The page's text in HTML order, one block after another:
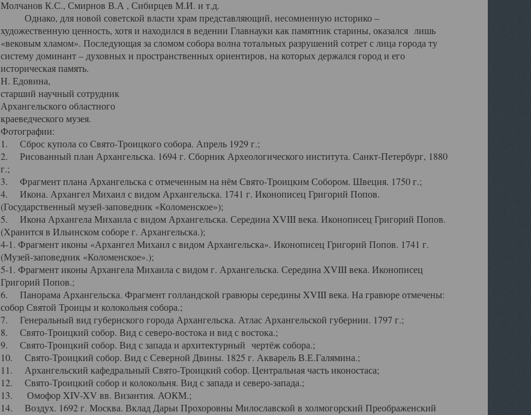
Молчанов К.С., Смирнов В.А , Сибирцев М.И. и т.д.
Однако, для новой советской власти храм представляющий, несомненную историко –
художественную ценность, хотя и находился в ведении Главнауки как памятник старины, оказался лишь
«вековым хламом». Последующая за сломом собора волна тотальных разрушений сотрет с лица города ту
систему доминант – духовных и пространственных ориентиров, на которых держался город и его
историческая память.
Н. Едовина,
старший научный сотрудник
Архангельского областного
краеведческого музея.
Фотографии:
1. Сброс купола со Свято-Троицкого собора. Апрель 1929 г.;
2. Рисованный план Архангельска. 1694 г. Сборник Археологического института. Санкт-Петербург, 1880
г.;
3. Фрагмент плана Архангельска с отмеченным на нём Свято-Троицким Собором. Швеция. 1750 г.;
4. Икона. Архангел Михаил с видом Архангельска. 1741 г. Иконописец Григорий Попов.
(Государственный музей-заповедник «Коломенское»);
5. Икона Архангела Михаила с видом Архангельска. Середина XVIII века. Иконописец Григорий Попов.
(Хранится в Ильинском соборе г. Архангельска.);
4-1. Фрагмент иконы «Архангел Михаил с видом Архангельска». Иконописец Григорий Попов. 1741 г.
(Музей-заповедник «Коломенское».);
5-1. Фрагмент иконы Архангела Михаила с видом г. Архангельска. Середина XVIII века. Иконописец
Григорий Попов.;
6. Панорама Архангельска. Фрагмент голландской гравюры середины XVIII века. На гравюре отмечены:
собор Святой Троицы и колокольня собора.;
7. Генеральный вид губернского города Архангельска. Атлас Архангельской губернии. 1797 г.;
8. Свято-Троицкий собор. Вид с северо-востока и вид с востока.;
9. Свято-Троицкий собор. Вид с запада и архитектурный чертёж собора.;
10. Свято-Троицкий собор. Вид с Северной Двины. 1825 г. Акварель В.Е.Галямина.;
11. Архангельский кафедральный Свято-Троицкий собор. Центральная часть иконостаса;
12. Свято-Троицкий собор и колокольня. Вид с запада и северо-запада.;
13. Омофор XIV-XV вв. Византия. АОКМ.;
14. Воздух. 1692 г. Москва. Вклад Дарьи Прохоровны Милославской в холмогорский Преображенский